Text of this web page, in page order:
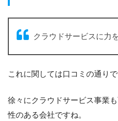
クラウドサービスに力
これに関しては口コミの通りで
徐々にクラウドサービス事業
性のある会社ですね。